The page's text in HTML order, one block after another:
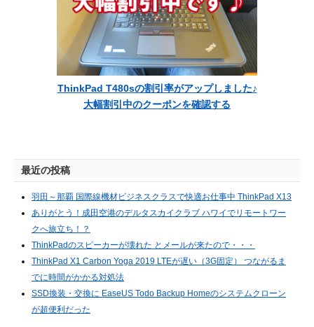
ThinkPad T480sの割引率がアップしました♪
大幅割引中のクーポンを確認する
最近の投稿
羽田～那覇 国際線機材ビジネスクラスで快適お仕事中 ThinkPad X13
ありがとう！成田空港のデルタスカイクラブ ハワイでリモートワー
クへ旅立ち！？
ThinkPadのスピーカーが壊れた とメールが来たので・・・
ThinkPad X1 Carbon Yoga 2019 LTEが遅い（3G固定） つながるま
でに時間がかかる対処法
SSD換装・交換に EaseUS Todo Backup Homeのシステムクローン
が超便利だった